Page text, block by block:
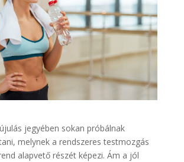
jegyében sokan próbálnak
melynek a rendszeres testmozgás
alapvető részét képezi. Ám a jól